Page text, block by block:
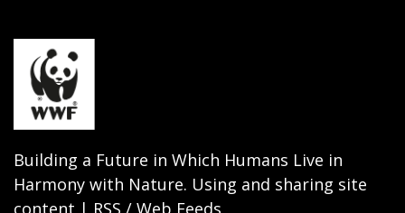
Building a Future in Which Humans Live in
Harmony with Nature. Using and sharing site
content | RSS / Web Feeds